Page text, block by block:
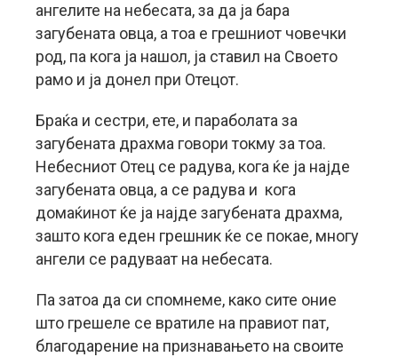
ангелите на небесата, за да ја бара
загубената овца, а тоа е грешниот човечки
род, па кога ја нашол, ја ставил на Своето
рамо и ја донел при Отецот.
Браќа и сестри, ете, и параболата за
загубената драхма говори токму за тоа.
Небесниот Отец се радува, кога ќе ја најде
загубената овца, а се радува и кога
домаќинот ќе ја најде загубената драхма,
зашто кога еден грешник ќе се покае, многу
ангели се радуваат на небесата.
Па затоа да си спомнеме, како сите оние
што грешеле се вратиле на правиот пат,
благодарение на признавањето на своите